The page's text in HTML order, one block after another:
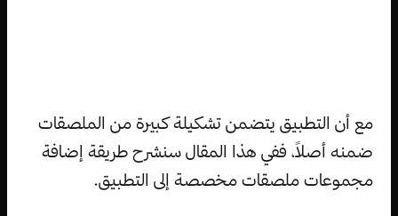
مع أن التطبيق يتضمن تشكيلة كبيرة من الملصقات
ضمنه أصلاً، ففي هذا المقال سنشرح طريقة إضافة
مجموعات ملصقات مخصصة إلى التطبيق.